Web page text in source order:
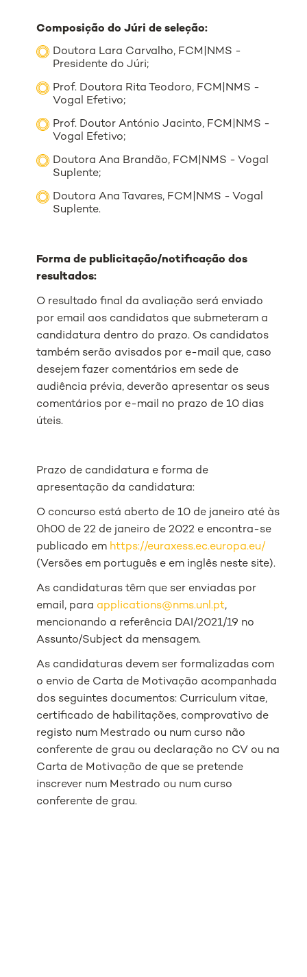
Composição do Júri de seleção:
Doutora Lara Carvalho, FCM|NMS -
Presidente do Júri;
Prof. Doutora Rita Teodoro, FCM|NMS -
Vogal Efetivo;
Prof. Doutor António Jacinto, FCM|NMS -
Vogal Efetivo;
Doutora Ana Brandão, FCM|NMS - Vogal
Suplente;
Doutora Ana Tavares, FCM|NMS - Vogal
Suplente.
Forma de publicitação/notificação dos
resultados:
O resultado final da avaliação será enviado
por email aos candidatos que submeteram a
candidatura dentro do prazo. Os candidatos
também serão avisados ​​por e-mail que, caso
desejem fazer comentários em sede de
audiência prévia, deverão apresentar os seus
comentários por e-mail no prazo de 10 dias
úteis.
Prazo de candidatura e forma de
apresentação da candidatura:
O concurso está aberto de 10 de janeiro até às
0h00 de 22 de janeiro de 2022 e encontra-se
publicado em https://euraxess.ec.europa.eu/
(Versões em português e em inglês neste site).
As candidaturas têm que ser enviadas por
email, para applications@nms.unl.pt,
mencionando a referência DAI/2021/19 no
Assunto/Subject da mensagem.
As candidaturas devem ser formalizadas com
o envio de Carta de Motivação acompanhada
dos seguintes documentos: Curriculum vitae,
certificado de habilitações, comprovativo de
registo num Mestrado ou num curso não
conferente de grau ou declaração no CV ou na
Carta de Motivação de que se pretende
inscrever num Mestrado ou num curso
conferente de grau.